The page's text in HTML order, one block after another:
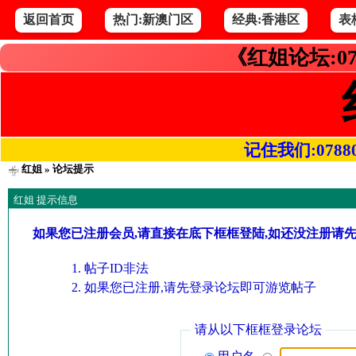
返回首页 热门:新澳门区 经典:香港区 表
《红姐论坛
记住我们
红姐» 论坛提示
红姐 提示信息
如果您已注册会员,请直接在底下框框登陆,如还没注册请
帖子ID非法
如果您已注册,请先登录论坛即可游览帖子
请从以下框框登录论坛